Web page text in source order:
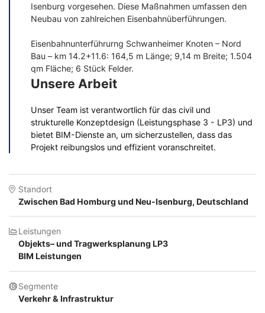
Isenburg vorgesehen. Diese Maßnahmen umfassen den
Neubau von zahlreichen Eisenbahnüberführungen.
Eisenbahnunterführurng Schwanheimer Knoten – Nord
Bau – km 14.2+11.6: 164,5 m Länge; 9,14 m Breite; 1.504
qm Fläche; 6 Stück Felder.
Unsere Arbeit
Unser Team ist verantwortlich für das civil und
strukturelle Konzeptdesign (Leistungsphase 3 - LP3) und
bietet BIM-Dienste an, um sicherzustellen, dass das
Projekt reibungslos und effizient voranschreitet.
Standort
Zwischen Bad Homburg und Neu-Isenburg, Deutschland
Leistungen
Objekts– und Tragwerksplanung LP3
BIM Leistungen
Segmente
Verkehr & Infrastruktur